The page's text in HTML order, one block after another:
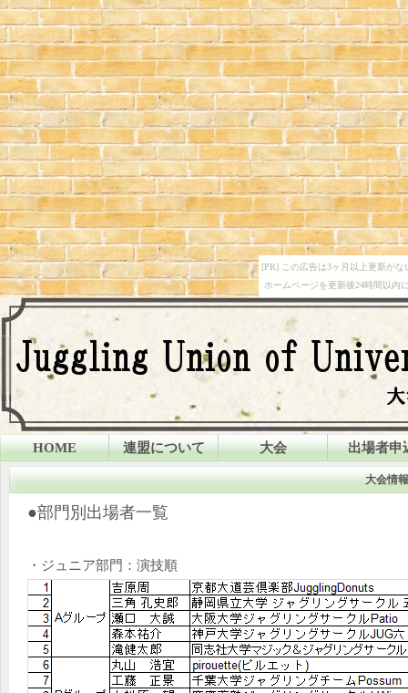
[PR] この広告は3ヶ月以上更新が
ホームページを更新後24時間以内
HOME
連盟について
連盟のポリシー
加盟サークル
役員
大会
大会概要
スケジュール
大会結果
出場者申
一次申
大会情報
●部門別出場者一覧
・ジュニア部門：演技順